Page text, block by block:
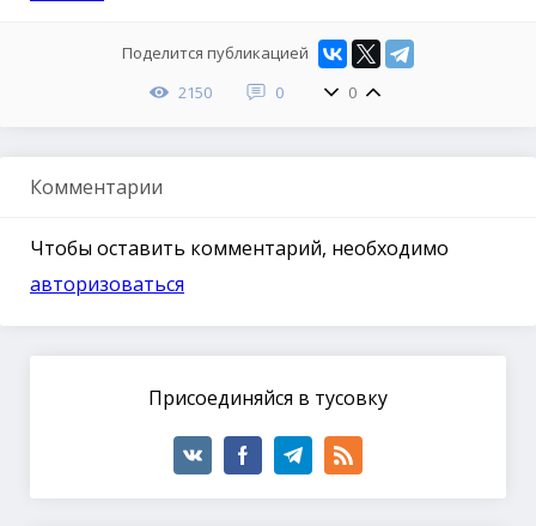
Поделится публикацией
2150
0 0
Комментарии
Чтобы оставить комментарий, необходимо
авторизоваться
Присоединяйся в тусовку